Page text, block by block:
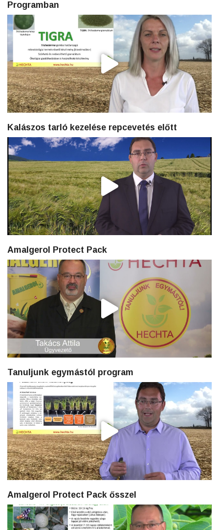
Programban
Kalászos tarló kezelése repcevetés előtt
Amalgerol Protect Pack
Tanuljunk egymástól program
Amalgerol Protect Pack ősszel